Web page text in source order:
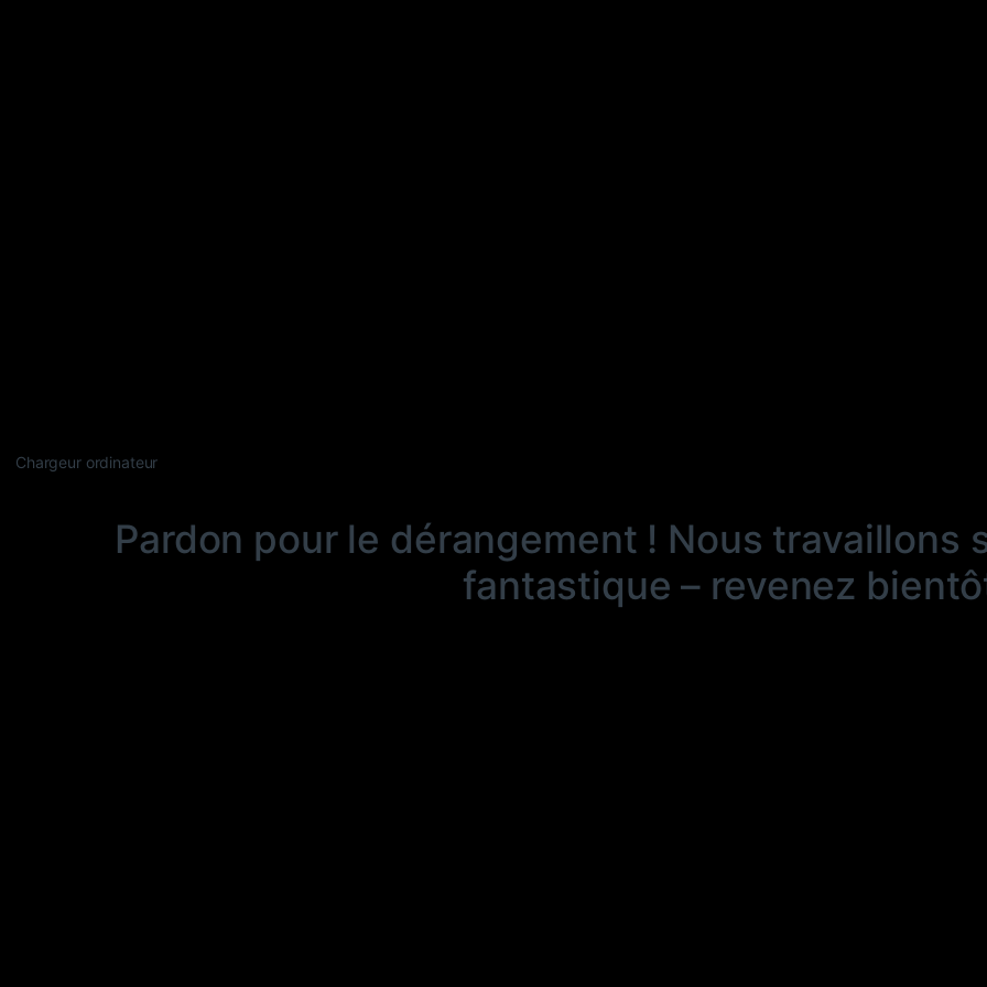
Chargeur ordinateur
Pardon pour le dérangement ! Nous travaillons
fantastique – revenez